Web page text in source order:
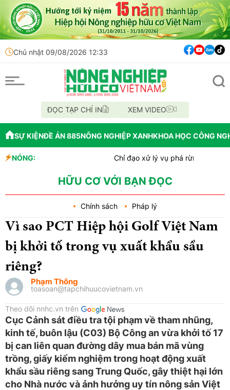
Chủ nhật 09/08/2026 12:33
ĐỌC TẠP CHÍ IN XEM VIDEO
SỰ KIỆNĐỀ ÁN 885NÔNG NGHIỆP XANHKHOA HỌC CÔNG
NÓNG:
Chỉ đạo xử lý vụ phá rừng tại lâm phần BQL
Lâm Đồng: Công tác chi trả tiền giao khoán
HỮU CƠ VỚI BẠN ĐỌC
Chính sách Pháp lý
Vì sao PCT Hiệp hội Golf Việt Nam
bị khởi tố trong vụ xuất khẩu sầu
riêng?
Phạm Thông
toasoan@tapchihuucovietnam.vn
Theo dõi nnhc.vn trên
Cục Cảnh sát điều tra tội phạm về tham nhũng,
kinh tế, buôn lậu (C03) Bộ Công an vừa khởi tố 17
bị can liên quan đường dây mua bán mã vùng
trồng, giấy kiểm nghiệm trong hoạt động xuất
khẩu sầu riêng sang Trung Quốc, gây thiệt hại lớn
cho Nhà nước và ảnh hưởng uy tín nông sản Việt